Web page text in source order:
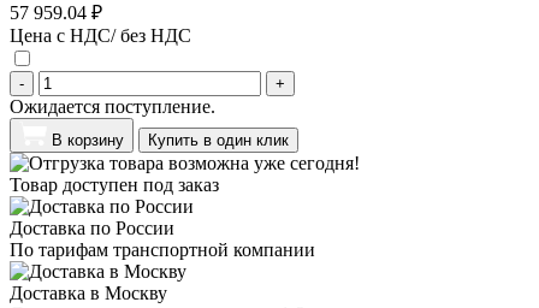
57 959.04 ₽
Цена с НДС/ без НДС
- +
Ожидается поступление.
В корзину Купить в один клик
Товар доступен под заказ
Доставка по России
По тарифам транспортной компании
Доставка в Москву